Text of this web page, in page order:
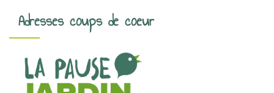
Adresses coups de coeur